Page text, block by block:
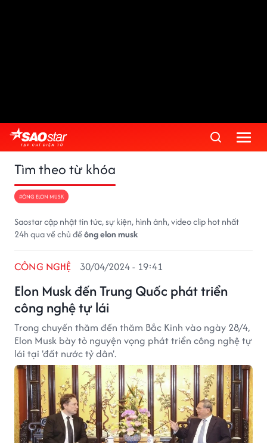
Tìm theo từ khóa
#ÔNG ELON MUSK
Saostar cập nhật tin tức, sự kiện, hình ảnh, video clip hot nhất
24h qua về chủ đềông elon musk
Elon Musk đến Trung Quốc phát triển
công nghệ tự lái
CÔNG NGHỆ 30/04/2024 - 19:41
Trong chuyến thăm đến thăm Bắc Kinh vào ngày 28/4,
Elon Musk bày tỏ nguyện vọng phát triển công nghệ tự
lái tại 'đất nước tỷ dân'.